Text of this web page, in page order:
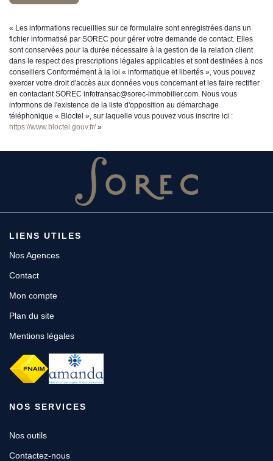
« Les informations recueillies sur ce formulaire sont enregistrées dans un
fichier informatisé par SOREC pour gérer votre demande de contact. Elles
sont conservées pour la durée nécessaire à la gestion de la relation client
dans le respect des prescriptions légales applicables et sont destinées à nos
conseillers Conformément à la loi « informatique et libertés », vous pouvez
exercer votre droit d'accès aux données vous concernant et les faire rectifier
en contactant SOREC infotransac@sorec-immobilier.com. Nous vous
informons de l'existence de la liste d'opposition au démarchage
téléphonique « Bloctel », sur laquelle vous pouvez vous inscrire ici :
https://www.bloctel.gouv.fr/»
LIENS UTILES
Nos Agences
Contact
Mon compte
Plan du site
Mentions légales
NOS SERVICES
Nos outils
Contactez-nous